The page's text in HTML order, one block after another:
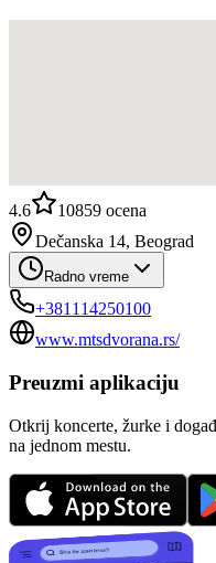
4.6 10859 ocena
Dečanska 14, Beograd
Radno vreme
+381114250100
www.mtsdvorana.rs/
Preuzmi aplikaciju
Otkrij koncerte, žurke i
na jednom mestu.